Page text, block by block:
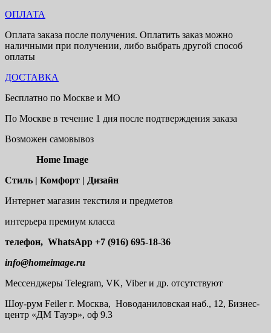
ОПЛАТА
Оплата заказа после получения. Оплатить заказ можно
наличными при получении, либо выбрать другой способ
оплаты
ДОСТАВКА
Бесплатно по Москве и МО
По Москве в течение 1 дня после подтверждения заказа
Возможен самовывоз
Home Image
Стиль | Комфорт | Дизайн
Интернет магазин текстиля и предметов
интерьера премиум класса
телефон, WhatsApp +7 (916) 695-18-36
info@homeimage.ru
Мессенджеры Telegram, VK, Viber и др. отсутствуют
Шоу-рум Feiler г. Москва, Новоданиловская наб., 12, Бизнес-
центр «ДМ Тауэр», оф 9.3